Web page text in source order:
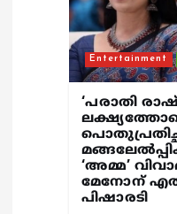
Entertainment
‘പരാതി
‘അമ്മ’
മേനോന്
പിഷാരടി